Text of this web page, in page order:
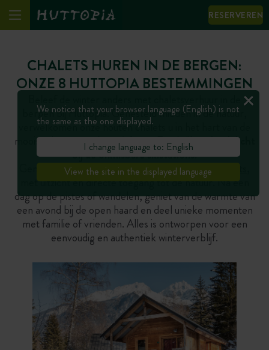
RESERVEREN
CHALETS HUREN IN DE BERGEN:
ONZE 8 HUTTOPIA BESTEMMINGEN
bergen bij Huttopia. Genesteld midden in de natuur,
verwelkomen onze houten chalets u in het hart van de
mooiste besneeuwde regio’s van Frankrijk enheel dicht
bij de onmisbare skistations.
Geniet vanprivé-, comfortabele en gezellige chalets
met uitzicht en directe toegang tot de natuur. Na een
dag op de pistes of wandelen, geniet van de warmte van
een avond bij de open haard en deel unieke momenten
met familie of vrienden. Alles is ontworpen voor een
eenvoudig en authentiek winterverblijf.
We notice that your browser language (English) is not
the same as the one displayed.
I change language to: English
View the site in the displayed language